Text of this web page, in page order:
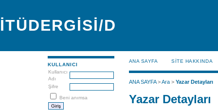
İTÜDERGİSİ/D
KULLANICI
Kullanıcı
Adı
Şifre
Beni anımsa
ANA SAYFA SİTE HAKKINDA
ANA SAYFA>Ara> Yazar Detayları
Yazar Detayları